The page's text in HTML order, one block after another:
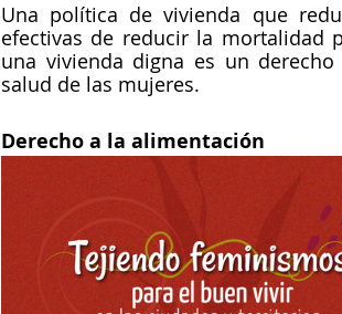
Una política de vivienda que
efectivas de reducir la mortalidad
una vivienda digna es un
salud de las mujeres.
Derecho a la alimentación